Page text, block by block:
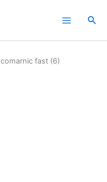
comarnic fast (6)